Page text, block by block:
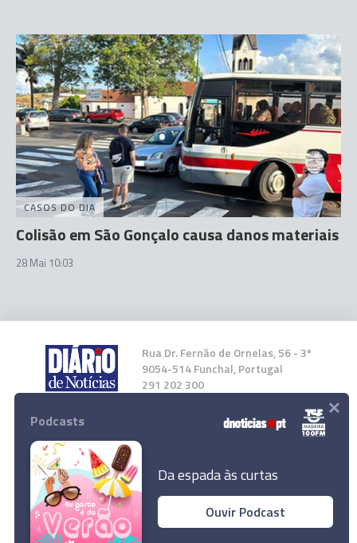
FC Porto defende troféu na final da Taça de
CASOS DO DIA
Colisão em São Gonçalo causa danos materiais
28 Mai 10:03
Rua Dr. Fernão de Ornelas, 56 - 3º
9054-514 Funchal, Portugal
291 202 300
Instale a nossa App
© 2023 Empresa Diário de Notícias, Lda.
Podcasts
Da espada às curtas
Ouvir Podcast
×